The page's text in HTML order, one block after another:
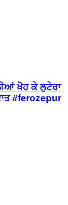
ਖੋਹ ਕੇ ਲੁਟੇਰਾ
#ferozepur